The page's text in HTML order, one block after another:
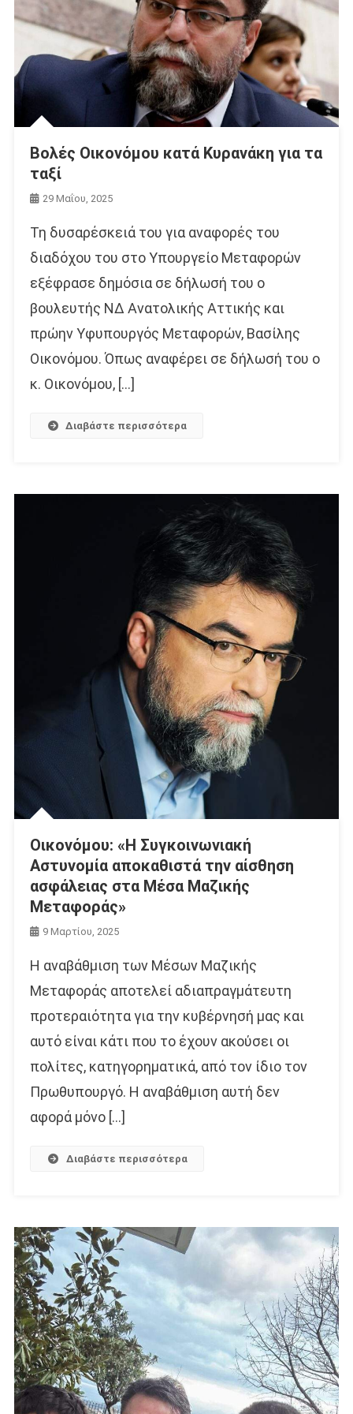
Βολές Οικονόμου κατά Κυρανάκη για τα
ταξί
29 Μαΐου, 2025
Τη δυσαρέσκειά του για αναφορές του
διαδόχου του στο Υπουργείο Μεταφορών
εξέφρασε δημόσια σε δήλωσή του ο
βουλευτής ΝΔ Ανατολικής Αττικής και
πρώην Υφυπουργός Μεταφορών, Βασίλης
Οικονόμου. Όπως αναφέρει σε δήλωσή του ο
κ. Οικονόμου, […]
Διαβάστε περισσότερα
Οικονόμου: «Η Συγκοινωνιακή
Αστυνομία αποκαθιστά την αίσθηση
ασφάλειας στα Μέσα Μαζικής
Μεταφοράς»
9 Μαρτίου, 2025
Η αναβάθμιση των Μέσων Μαζικής
Μεταφοράς αποτελεί αδιαπραγμάτευτη
προτεραιότητα για την κυβέρνησή μας και
αυτό είναι κάτι που το έχουν ακούσει οι
πολίτες, κατηγορηματικά, από τον ίδιο τον
Πρωθυπουργό. Η αναβάθμιση αυτή δεν
αφορά μόνο […]
Διαβάστε περισσότερα